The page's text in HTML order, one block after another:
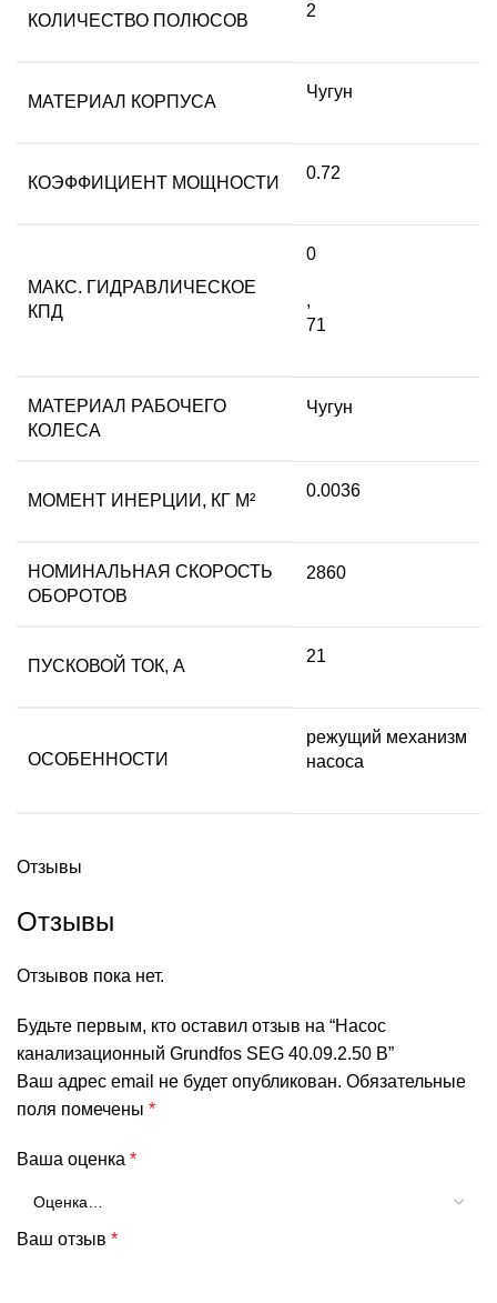
КОЛИЧЕСТВО ПОЛЮСОВ
2
МАТЕРИАЛ КОРПУСА
Чугун
КОЭФФИЦИЕНТ МОЩНОСТИ
0.72
МАКС. ГИДРАВЛИЧЕСКОЕ
КПД
0
,
71
МАТЕРИАЛ РАБОЧЕГО
КОЛЕСА
Чугун
МОМЕНТ ИНЕРЦИИ, КГ М²
0.0036
НОМИНАЛЬНАЯ СКОРОСТЬ
ОБОРОТОВ
2860
ПУСКОВОЙ ТОК, А
21
ОСОБЕННОСТИ
режущий механизм
насоса
Отзывы
Отзывы
Отзывов пока нет.
Будьте первым, кто оставил отзыв на “Насос
канализационный Grundfos SEG 40.09.2.50 B”
Ваш адрес email не будет опубликован. Обязательные
поля помечены *
Ваша оценка *
Ваш отзыв *